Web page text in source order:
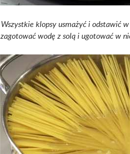
Wszystkie klopsy usmażyć i odstawić
zagotować wodę z solą i ugotować w